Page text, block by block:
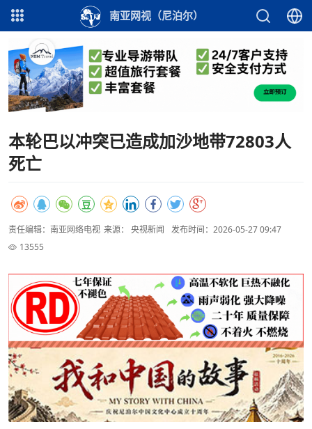
南亚网视（尼泊尔）
本轮巴以冲突已造成加沙地带72803人
死亡
责任编辑：南亚网络电视 来源： 央视新闻
发布时间：2026-05-27 09:47
13555